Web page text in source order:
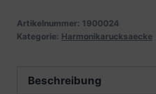
Artikelnummer: 1900024
Kategorie: Harmonikarucksaecke
Beschreibung